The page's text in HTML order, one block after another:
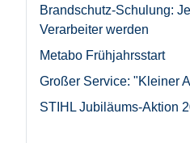
Brandschutz-Schulung:
Verarbeiter werden
Metabo Frühjahrsstart
Großer Service: "Kleiner
STIHL Jubiläums-Aktion